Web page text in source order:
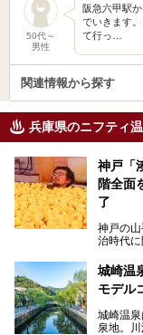
50代～
男性
阪急六甲駅
でいきます
て行っ…
関連情報から探す
兵庫県のニフティ
神戸「
階全面
了
神戸の
治時代に
っぱい
コワー
設備で
城崎温
モデル
城崎温
泉地。